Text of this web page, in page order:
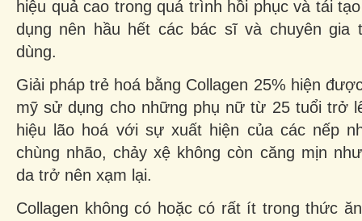
hiệu quả cao trong quá trình hồi phục và tái
dụng nên hầu hết các bác sĩ và chuyên gia
dùng.
Giải pháp trẻ hoá bằng Collagen 25% hiện
mỹ sử dụng cho những phụ nữ từ 25 tuổi trở
hiệu lão hoá với sự xuất hiện của các nếp
chùng nhão, chảy xệ không còn căng mịn
da trở nên xạm lại.
Collagen không có hoặc có rất ít trong thức